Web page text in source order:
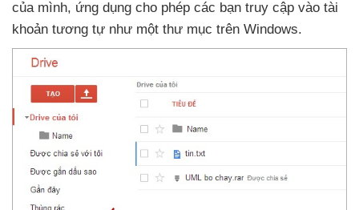
của mình, ứng dụng cho phép các bạn truy cập vào tài
khoản tương tự như một thư mục trên Windows.